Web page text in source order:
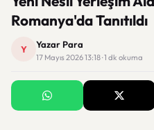
Romanya'da Tanıtıldı
Y Yazar Para
17 Mayıs 2026 13:18 · 1 dk okuma